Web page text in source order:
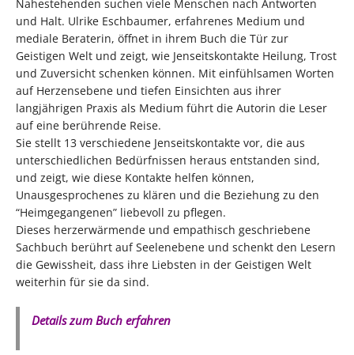
Nahestehenden suchen viele Menschen nach Antworten
und Halt. Ulrike Eschbaumer, erfahrenes Medium und
mediale Beraterin, öffnet in ihrem Buch die Tür zur
Geistigen Welt und zeigt, wie Jenseitskontakte Heilung, Trost
und Zuversicht schenken können. Mit einfühlsamen Worten
auf Herzensebene und tiefen Einsichten aus ihrer
langjährigen Praxis als Medium führt die Autorin die Leser
auf eine berührende Reise.
Sie stellt 13 verschiedene Jenseitskontakte vor, die aus
unterschiedlichen Bedürfnissen heraus entstanden sind,
und zeigt, wie diese Kontakte helfen können,
Unausgesprochenes zu klären und die Beziehung zu den
“Heimgegangenen” liebevoll zu pflegen.
Dieses herzerwärmende und empathisch geschriebene
Sachbuch berührt auf Seelenebene und schenkt den Lesern
die Gewissheit, dass ihre Liebsten in der Geistigen Welt
weiterhin für sie da sind.
Details zum Buch erfahren